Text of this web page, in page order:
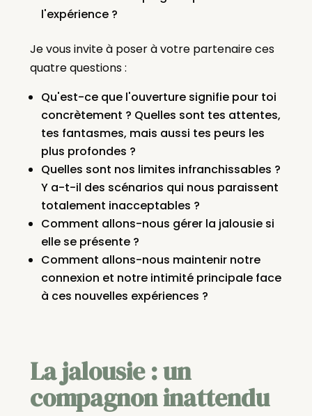
l'expérience ?
Je vous invite à poser à votre partenaire ces
quatre questions :
Qu'est-ce que l'ouverture signifie pour toi
concrètement ? Quelles sont tes attentes,
tes fantasmes, mais aussi tes peurs les
plus profondes ?
Quelles sont nos limites infranchissables ?
Y a-t-il des scénarios qui nous paraissent
totalement inacceptables ?
Comment allons-nous gérer la jalousie si
elle se présente ?
Comment allons-nous maintenir notre
connexion et notre intimité principale face
à ces nouvelles expériences ?
La jalousie : un
compagnon inattendu